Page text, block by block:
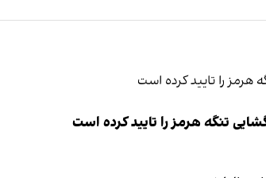
تنگه هرمز را تایید کرده است